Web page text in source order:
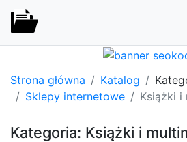
Strona główna Katalog
Sklepy internetowe
Książki i
Kategoria: Książki i